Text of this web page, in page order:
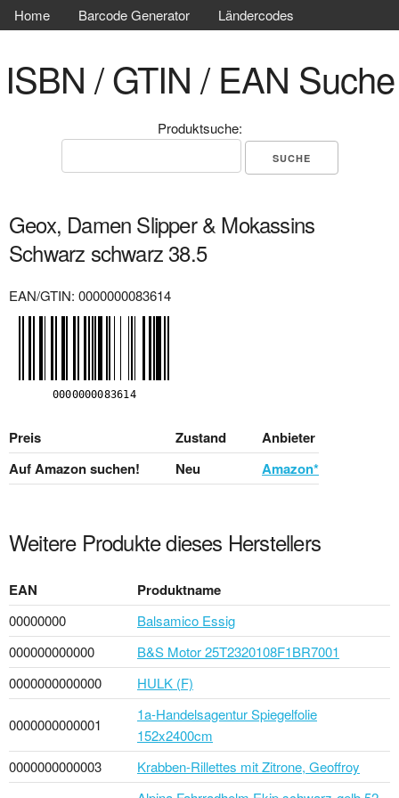
Home Barcode Generator Ländercodes
ISBN / GTIN / EAN Suche
Produktsuche:
Geox, Damen Slipper & Mokassins
Schwarz schwarz 38.5
EAN/GTIN: 0000000083614
Preis Zustand
Anbieter
Auf Amazon suchen!
Neu Amazon*
Weitere Produkte dieses Herstellers
EAN Produktname
00000000
Balsamico Essig
000000000000
B&S Motor 25T2320108F1BR7001
0000000000000
HULK (F)
0000000000001
1a-Handelsagentur Spiegelfolie
152x2400cm
0000000000003
Krabben-Rillettes mit Zitrone, Geoffroy